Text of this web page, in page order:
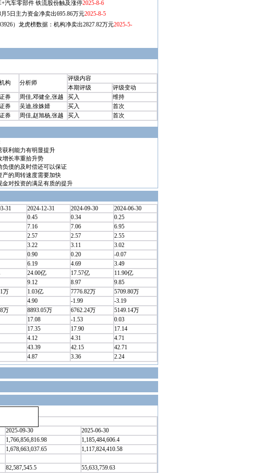
构 分析师
评级内容
本期评级
评级变动
券 周佳,邓健全,张越 买入
维持
券 吴迪,徐姝婧 买入
首次
券 周佳,赵旭杨,张越 买入 首次
获利能力有明显提升
增长率重拾升势
债的及时偿还可以保证
产的周转速度需要加快
对投资的满足有质的提升
31 2024-12-31 2024-09-30
2024-06-30
0.45 0.34
0.25
7.16 7.06
6.95
2.57 2.57
2.55
3.22 3.11
3.02
0.90 0.20
-0.07
6.19 4.69
3.49
24.00亿 17.57亿
11.90亿
9.12 8.97
9.85
万 1.03亿 7776.82万
5709.80万
4.90 -1.99
-3.19
万 8893.05万 6762.24万
5149.14万
17.08 -1.53
0.03
17.35 17.90
17.14
4.12 4.31
4.71
43.39 42.15
42.71
4.87 3.36 2.24
2025-09-30
2025-06-30
1,766,856,816.98
1,185,484,606.4
1,678,663,037.65
1,117,824,410.58
82,587,545.5
55,633,759.63